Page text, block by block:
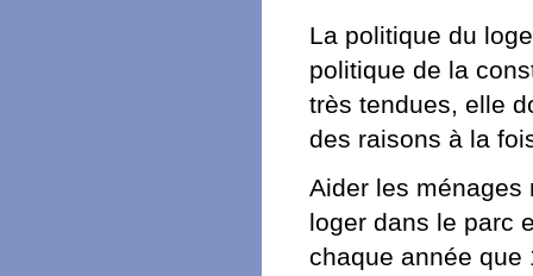
La politique du
politique de la
très tendues, elle
des raisons à la
Aider les ménages
loger dans le parc
chaque année que